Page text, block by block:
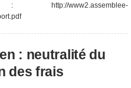
www2.assemblee-
: neutralité du
des frais